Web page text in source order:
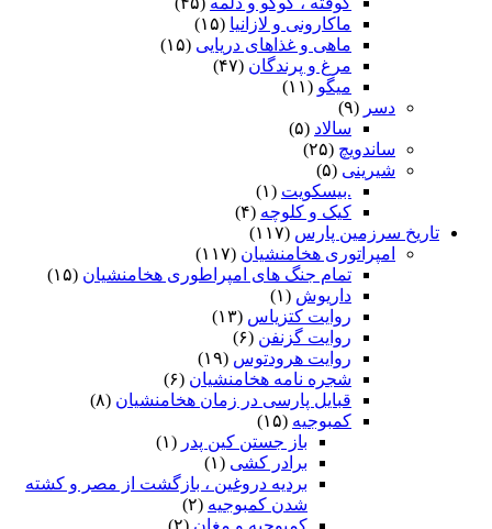
ماکارونی و لازانیا (۱۵)
ماهی و غذاهای دریایی (۱۵)
مرغ و پرندگان (۴۷)
میگو (۱۱)
دسر (۹)
سالاد (۵)
ساندویچ (۲۵)
شیرینی (۵)
.بیسکویت (۱)
کیک و کلوچه (۴)
تاریخ سرزمین پارس (۱۱۷)
امپراتوری هخامنشیان (۱۱۷)
تمام جنگ های امپراطوری هخامنشیان (۱۵)
داریوش (۱)
روایت کتزیاس (۱۳)
روایت گزنفن (۶)
روایت هرودتوس (۱۹)
شجره نامه هخامنشیان (۶)
قبایل پارسی در زمان هخامنشیان (۸)
کمبوجیه (۱۵)
باز جستن کین پدر (۱)
برادر کشی (۱)
بردیه دروغین ، بازگشت از مصر و کشته
شدن کمبوجیه (۲)
کمبوجیه و مغان (۲)